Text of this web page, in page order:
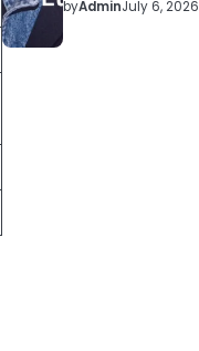
byAdminJuly 6, 2026